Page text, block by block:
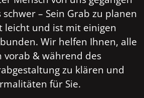
– Sein Grab zu planen
leicht und ist mit einigen
Wir helfen Ihnen, alle
vorab & während des
zu klären und
für Sie.